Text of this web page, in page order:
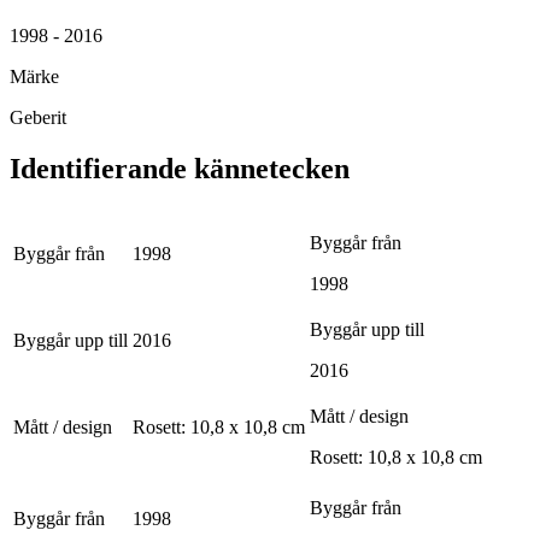
1998 - 2016
Märke
Geberit
Identifierande kännetecken
Byggår från 1998
Byggår från
1998
Byggår upp till 2016
Byggår upp till
2016
Mått / design Rosett: 10,8 x 10,8 cm
Mått / design
Rosett: 10,8 x 10,8 cm
Byggår från 1998
Byggår från